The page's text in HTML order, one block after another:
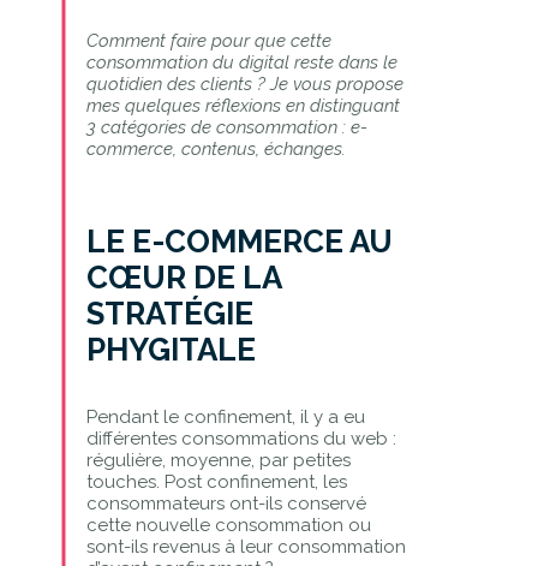
Comment faire pour que cette
consommation du digital reste dans le
quotidien des clients ? Je vous propose
mes quelques réflexions en distinguant
3 catégories de consommation : e-
commerce, contenus, échanges.
LE E-COMMERCE AU
CŒUR DE LA
STRATÉGIE
PHYGITALE
Pendant le confinement, il y a eu
différentes consommations du web :
régulière, moyenne, par petites
touches. Post confinement, les
consommateurs ont-ils conservé
cette nouvelle consommation ou
sont-ils revenus à leur consommation